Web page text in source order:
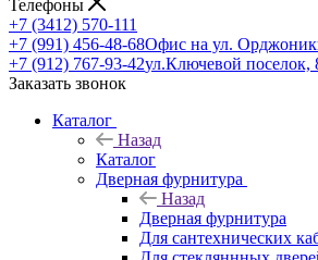
Телефоны
+7 (3412) 570-111
+7 (991) 456-48-68Офис на ул.
+7 (912) 767-93-42ул.Ключевой
Заказать звонок
Каталог
Назад
Каталог
Дверная фурнитура
Назад
Дверная фурнитура
Для сантехнических